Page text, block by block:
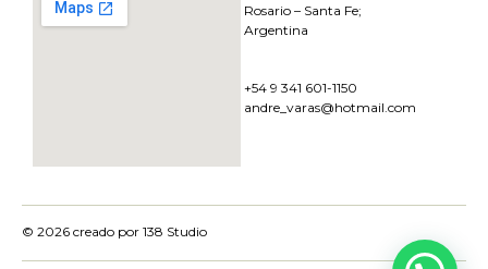
Rosario – Santa Fe;
Argentina
+54 9 341 601-1150
andre_varas@hotmail.com
© 2026 creado por 138 Studio